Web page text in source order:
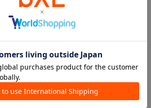
【二の腕出さずに着たい人！】程よく肌見せしたい特集！